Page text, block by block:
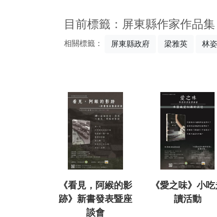
目前標籤：屏東縣作家作品集
相關標籤： 屏東縣政府 梁雅英 林
《看見，阿緱的影
跡》新書發表暨座
談會
《愛之味》小
讀活動